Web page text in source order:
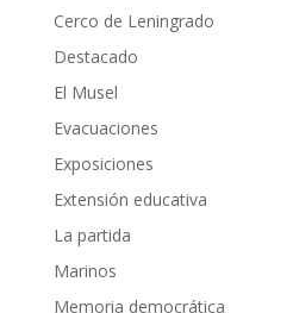
Cerco de Leningrado
Destacado
El Musel
Evacuaciones
Exposiciones
Extensión educativa
La partida
Marinos
Memoria democrática